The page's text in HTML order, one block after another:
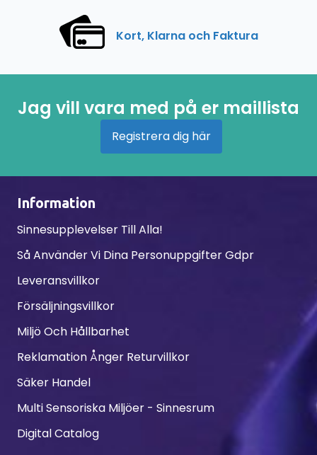
Kort, Klarna och Faktura
Jag vill vara med på er maillista
Registrera dig här
Information
Sinnesupplevelser Till Alla!
Så Använder Vi Dina Personuppgifter Gdpr
Leveransvillkor
Försäljningsvillkor
Miljö Och Hållbarhet
Reklamation Ånger Returvillkor
Säker Handel
Multi Sensoriska Miljöer - Sinnesrum
Digital Catalog